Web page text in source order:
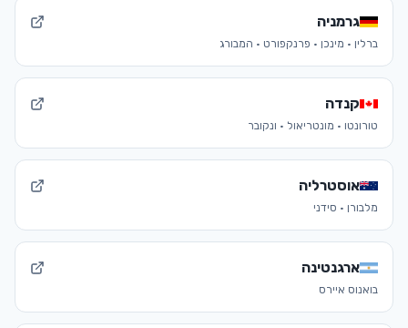
גרמניה
ברלין · מינכן · פרנקפורט · המבורג
קנדה
טורונטו · מונטריאול · ונקובר
אוסטרליה
מלבורן · סידני
ארגנטינה
בואנוס איירס